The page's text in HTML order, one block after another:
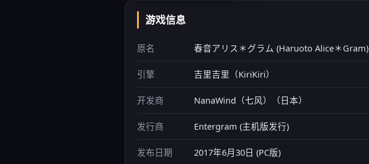
游戏信息
原名 春音アリス＊グラム (Haruoto Alice＊Gram)
引擎 吉里吉里（KiriKiri）
开发商 NanaWind（七风）（日本）
发行商 Entergram (主机版发行)
发布日期 2017年6月30日 (PC版)